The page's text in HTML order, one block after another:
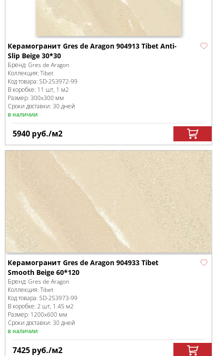
Керамогранит Gres de Aragon 904913 Tibet Anti-
Slip Beige 30*30
Бренд: Gres de Aragon
Коллекция: Tibet
Код товара: SD-253972-99
В коробке: 11 шт, 1 м2
Размер: 300x300 мм
Сроки доставки: 30 дней
в наличии
5940 руб./м2
Керамогранит Gres de Aragon 904933 Tibet
Smooth Beige 60*120
Бренд: Gres de Aragon
Коллекция: Tibet
Код товара: SD-253973-99
В коробке: 2 шт, 1.45 м2
Размер: 1200x600 мм
Сроки доставки: 30 дней
в наличии
7425 руб./м2